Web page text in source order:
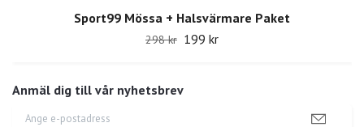
Anmäl dig till vår nyhetsbrev
Sport99 Mössa + Halsvärmare Paket
298 kr 199 kr